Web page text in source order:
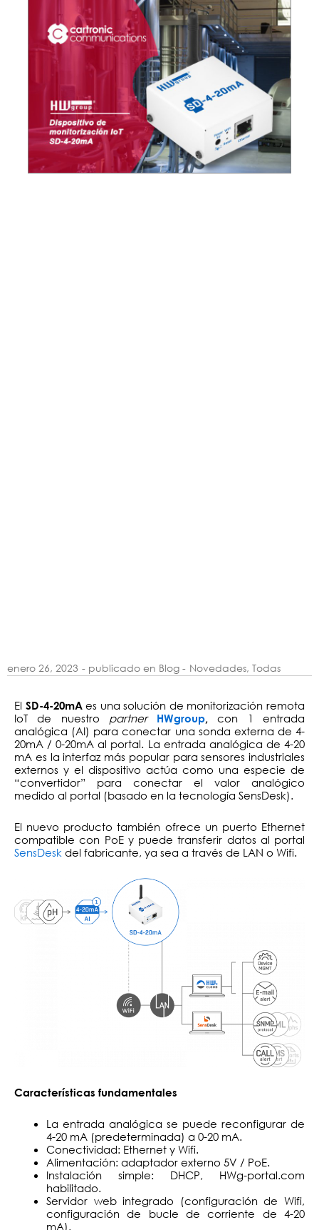
enero 26, 2023 - publicado en Blog - Novedades, Todas
El SD-4-20mAes una solución de monitorización remota
IoT de nuestro partner HWgroup,
con 1 entrada
analógica (AI) para conectar una sonda externa de 4-
20mA / 0-20mA al portal. La entrada analógica de 4-20
mA es la interfaz más popular para sensores industriales
externos y el dispositivo actúa como una especie de
“convertidor” para conectar el valor analógico
medido al portal (basado en la tecnología SensDesk).
El nuevo producto también ofrece un puerto Ethernet
compatible con PoE y puede transferir datos al portal
SensDesk del fabricante, ya sea a través de LAN o Wifi.
Características fundamentales
La entrada analógica se puede reconfigurar de
4-20 mA (predeterminada) a 0-20 mA.
Conectividad: Ethernet y Wifi.
Alimentación: adaptador externo 5V / PoE.
Instalación simple: DHCP, HWg-portal.com
habilitado.
Servidor web integrado (configuración de Wifi,
configuración de bucle de corriente de 4-20
mA).